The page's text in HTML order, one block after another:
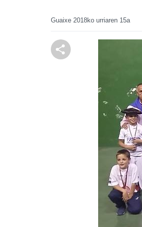
Guaixe 2018ko urriaren 15a